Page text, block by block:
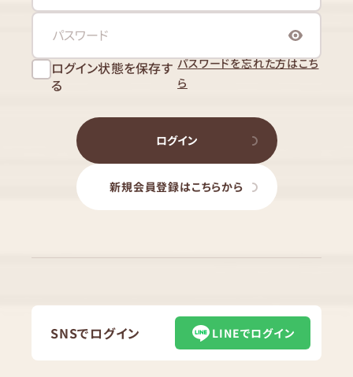
ログイン状態を保存す
る
パスワードを忘れた方はこち
ら
ログイン
新規会員登録はこちらから
SNSでログイン LINEでログイン